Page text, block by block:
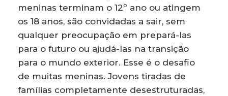
meninas terminam o 12º ano ou atingem
os 18 anos, são convidadas a sair, sem
qualquer preocupação em prepará-las
para o futuro ou ajudá-las na transição
para o mundo exterior. Esse é o desafio
de muitas meninas. Jovens tiradas de
famílias completamente desestruturadas,